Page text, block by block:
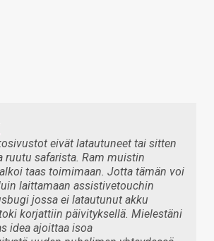
eivät latautuneet tai sitten
ruutu safarista. Ram muistin
taas toimimaan. Jotta tämän voi
laittamaan assistivetouchin
jossa ei latautunut akku
korjattiin päivityksellä. Mielestäni
idea ajoittaa isoa